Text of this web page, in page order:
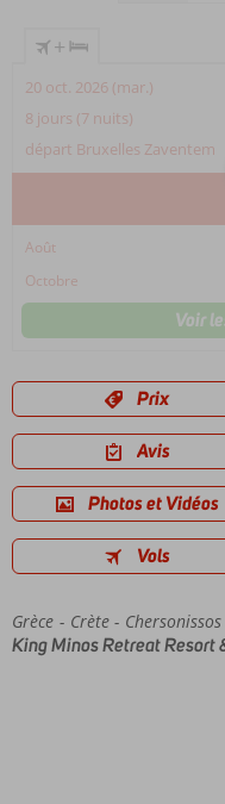
+
20 oct. 2026 (mar.)
8 jours (7 nuits)
départ Bruxelles Zaventem
Août
Octobre
Voir
Prix
Avis
Photos et Vidéos
Vols
Accueil
Grèce Crète Chersonissos
King Minos Retreat Resort